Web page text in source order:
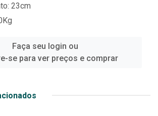
23cm
Faça seu login ou
se para ver preços e comprar